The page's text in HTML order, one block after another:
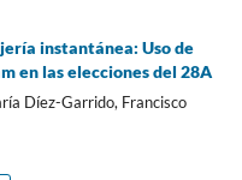
instantánea: Uso de
en las elecciones del 28A
Díez-Garrido, Francisco